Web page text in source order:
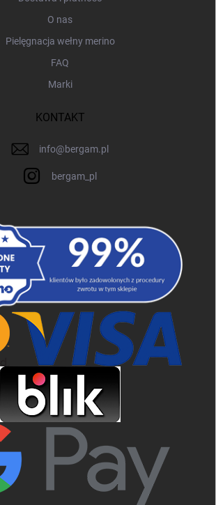
O nas
Pielęgnacja wełny merino
FAQ
Marki
KONTAKT
info@bergam.pl
bergam_pl